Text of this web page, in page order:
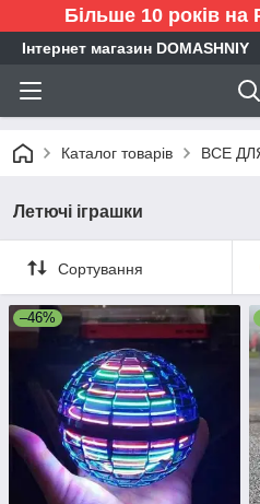
Більше 10 років на
Інтернет магазин DOMASHNIY
Каталог товарів ВСЕ
Летючі іграшки
Сортування
–46%